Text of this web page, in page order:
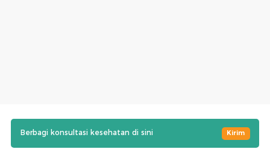
Berbagi konsultasi kesehatan di sini Kirim